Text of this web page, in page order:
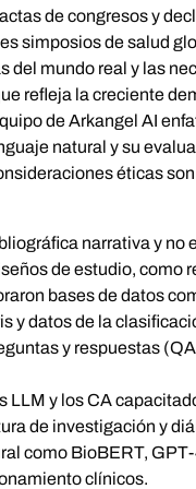
de congresos y
simposios de salud
mundo real y las
refleja la creciente
de Arkangel AI
natural y su
éticas
narrativa y
de estudio, como
bases de datos
y datos de la
y respuestas
y los CA
de investigación y
como BioBERT,
clínicos.